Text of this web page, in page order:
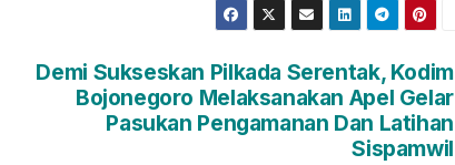
Demi Sukseskan Pilkada Serentak, Kodim
Bojonegoro Melaksanakan Apel Gelar
Pasukan Pengamanan Dan Latihan
Sispamwil